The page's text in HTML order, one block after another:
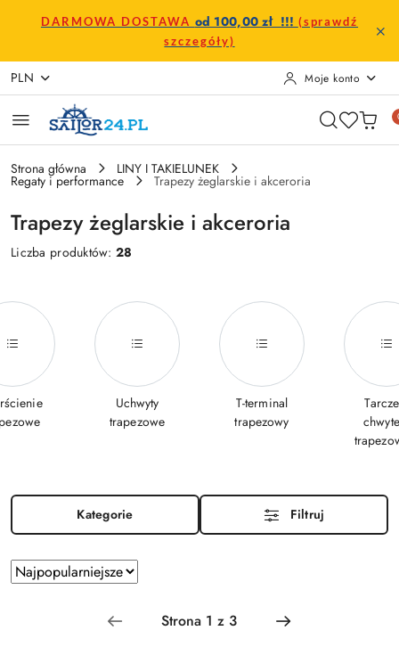
Przejdź do treści głównej
Przejdź do wyszukiwarki
Przejdź do moje konto
Przejdź do menu głównego
Przejdź do stopki
DARMOWA DOSTAWA od 100,00 zł !!! (sprawdź
szczegóły)
PLN Moje konto
Strona główna LINY I TAKIELUNEK
Regaty i performance Trapezy żeglarskie i akceroria
Trapezy żeglarskie i akceroria
Liczba produktów:28
Uchwyty
trapezowe
T-terminal
trapezowy
Kategorie Filtruj
Zastosowano
sortowanie:
Najpopularniejsze.
Sortuj
według